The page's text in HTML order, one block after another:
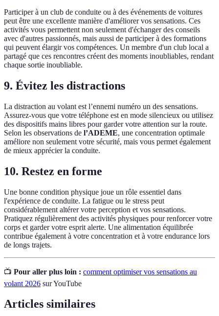
Participer à un club de conduite ou à des événements de voitures
peut être une excellente manière d'améliorer vos sensations. Ces
activités vous permettent non seulement d'échanger des conseils
avec d'autres passionnés, mais aussi de participer à des formations
qui peuvent élargir vos compétences. Un membre d'un club local a
partagé que ces rencontres créent des moments inoubliables, rendant
chaque sortie inoubliable.
9. Évitez les distractions
La distraction au volant est l’ennemi numéro un des sensations.
Assurez-vous que votre téléphone est en mode silencieux ou utilisez
des dispositifs mains libres pour garder votre attention sur la route.
Selon les observations de l’ADEME, une concentration optimale
améliore non seulement votre sécurité, mais vous permet également
de mieux apprécier la conduite.
10. Restez en forme
Une bonne condition physique joue un rôle essentiel dans
l'expérience de conduite. La fatigue ou le stress peut
considérablement altérer votre perception et vos sensations.
Pratiquez régulièrement des activités physiques pour renforcer votre
corps et garder votre esprit alerte. Une alimentation équilibrée
contribue également à votre concentration et à votre endurance lors
de longs trajets.
📺 Pour aller plus loin : comment optimiser vos sensations au
volant 2026 sur YouTube
Articles similaires